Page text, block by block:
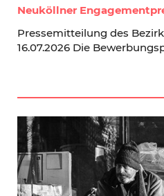
Neuköllner
Pressemitteilung des
16.07.2026 Die